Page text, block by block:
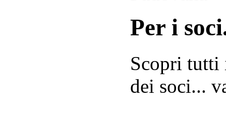
Per i
Scopri tutti
dei soci...